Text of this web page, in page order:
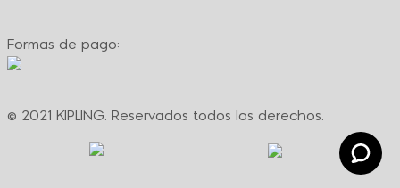
Formas de pago
Políticas de cambio
Términos y condiciones de promociones
Política de privacidad
Formas de pago:
© 2021 KIPLING. Reservados todos los derechos.